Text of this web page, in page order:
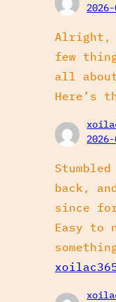
Alright,
few
all
Here’s
back,
since
Easy to